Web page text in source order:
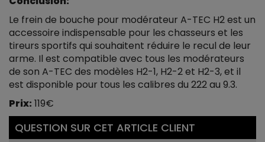
Le frein de bouche pour modérateur A-TEC H2 est un
accessoire indispensable pour les chasseurs et les
tireurs sportifs qui souhaitent réduire le recul de leur
arme. Il est compatible avec tous les modérateurs
de son A-TEC des modèles H2-1, H2-2 et H2-3, et il
est disponible pour tous les calibres du 222 au 9.3.
Prix: 119€
QUESTION SUR CET ARTICLE CLIENT